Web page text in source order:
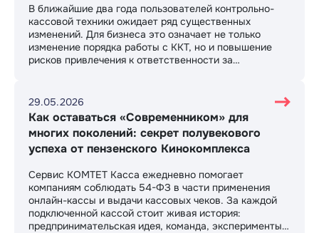
В ближайшие два года пользователей контрольно-
кассовой техники ожидает ряд существенных
изменений. Для бизнеса это означает не только
изменение порядка работы с ККТ, но и повышение
рисков привлечения к ответственности за
29.05.2026
Как оставаться «Современником» для
многих поколений: секрет полувекового
успеха от пензенского Кинокомплекса
Сервис КОМТЕТ Касса ежедневно помогает
компаниям соблюдать 54-ФЗ в части применения
онлайн-кассы и выдачи кассовых чеков. За каждой
подключенной кассой стоит живая история:
предпринимательская идея, команда, эксперименты и